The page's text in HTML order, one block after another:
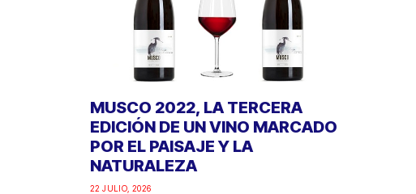
MUSCO 2022, LA TERCERA
EDICIÓN DE UN VINO MARCADO
POR EL PAISAJE Y LA
NATURALEZA
22 JULIO, 2026